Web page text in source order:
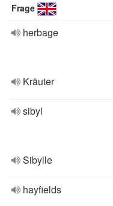
Frage
herbage
Kräuter
sibyl
Sibylle
hayfields